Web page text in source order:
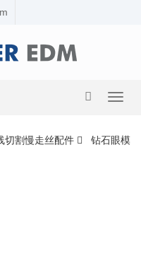
导
换
切割慢走丝配件 钻石眼模